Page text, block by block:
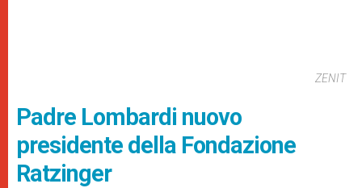
ZENIT
Padre Lombardi nuovo
presidente della Fondazione
Ratzinger